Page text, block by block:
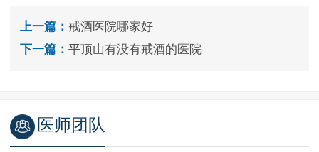
上一篇： 戒酒医院哪家好
下一篇： 平顶山有没有戒酒的医院
医师团队